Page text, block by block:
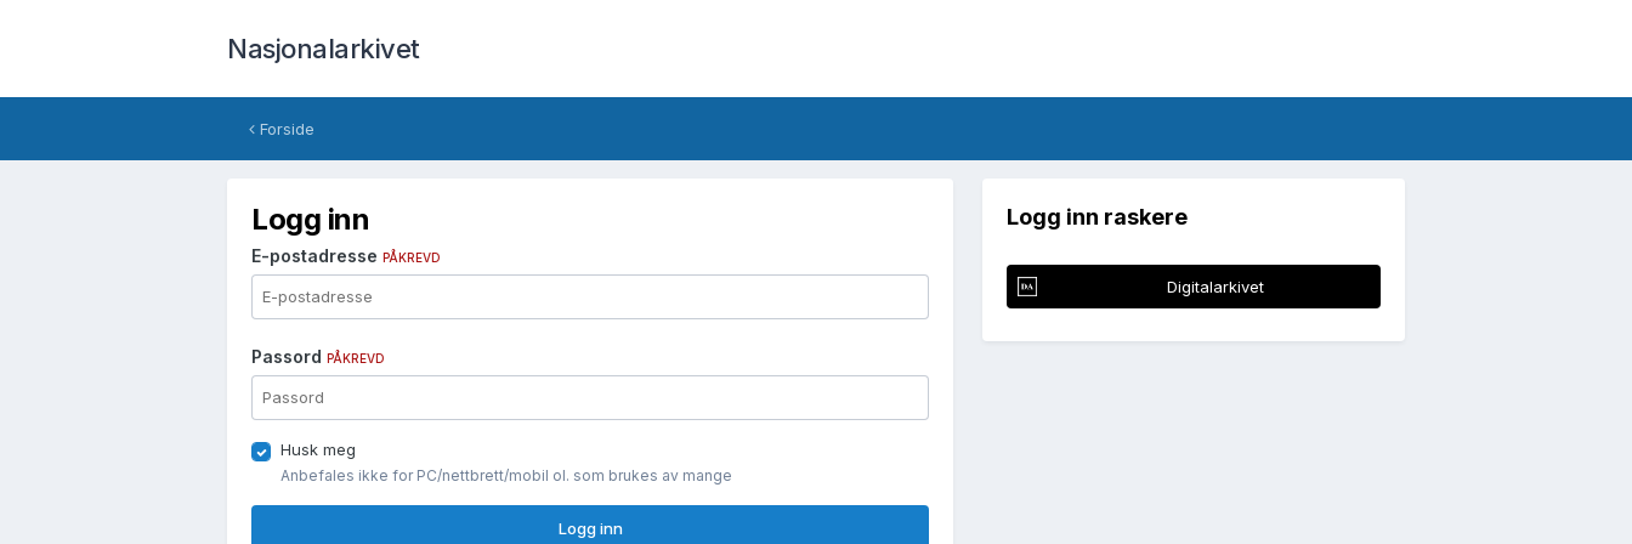
Nasjonalarkivet
Forside
Logg inn
E-postadresse PÅKREVD
Passord PÅKREVD
Husk meg
Anbefales ikke for PC/nettbrett/mobil ol. som brukes av mange
Logg inn
Logg inn raskere
Digitalarkivet